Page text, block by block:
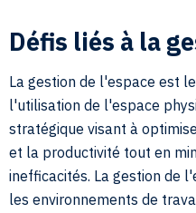
Défis liés à la
La gestion de l'espace est
l'utilisation de l'espace
stratégique visant à
et la productivité tout en
inefficacités. La gestion de
les environnements de